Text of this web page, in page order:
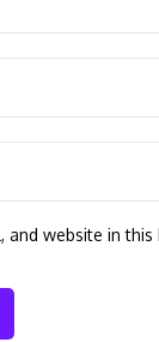
and website in